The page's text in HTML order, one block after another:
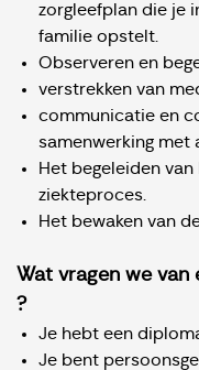
zorgleefplan die je
familie opstelt.
Observeren en
verstrekken van
communicatie en
samenwerking met
Het begeleiden
ziekteproces.
Het bewaken van
Wat vragen we van
?
Je hebt een
Je bent